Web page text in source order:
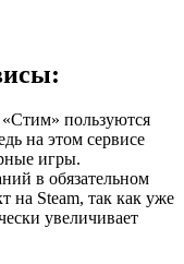
пользуются
на этом сервисе
игры.
в обязательном
на Steam, так как уже
увеличивает